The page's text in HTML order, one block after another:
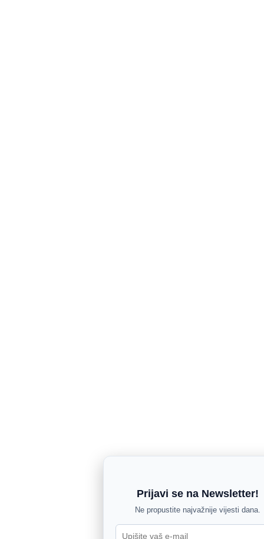
Prijavi se na Newsletter!
Ne propustite najvažnije vijesti dana.